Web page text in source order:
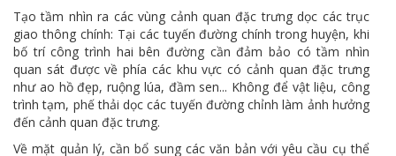
Tạo tầm nhìn ra các vùng cảnh quan đặc trưng dọc các trục
giao thông chính: Tại các tuyến đường chính trong huyện, khi
bố trí công trình hai bên đường cần đảm bảo có tầm nhìn
quan sát được về phía các khu vực có cảnh quan đặc trưng
như ao hồ đẹp, ruộng lúa, đầm sen... Không để vật liệu, công
trình tạm, phế thải dọc các tuyến đường chỉnh làm ảnh hưởng
đến cảnh quan đặc trưng.
Về mặt quản lý, cần bổ sung các văn bản với yêu cầu cụ thể